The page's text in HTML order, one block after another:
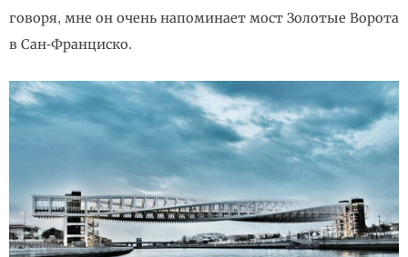
говоря, мне он очень напоминает мост Золотые Ворота
в Сан-Франциско.